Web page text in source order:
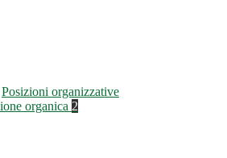
Posizioni organizzative
organica 2